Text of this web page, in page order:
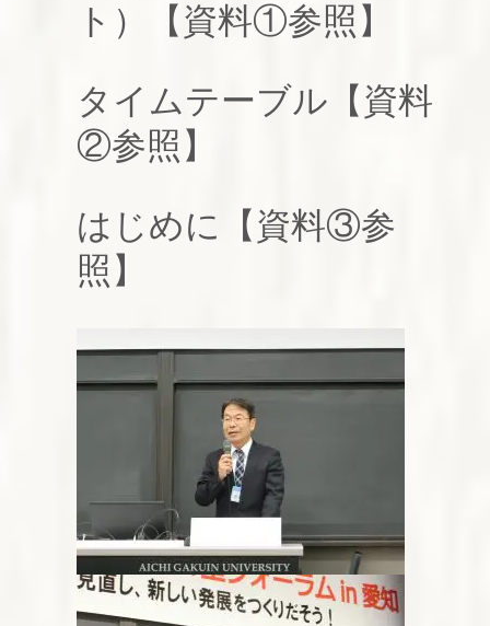
ト）【資料①参照】
タイムテーブル【資料
②参照】
はじめに【資料③参
照】